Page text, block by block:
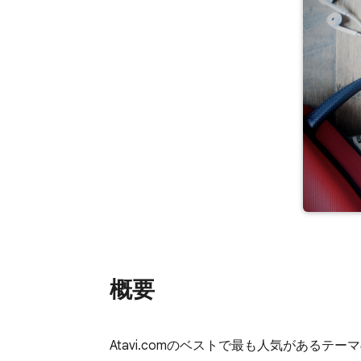
概要
Atavi.comのベストで最も人気があるテー